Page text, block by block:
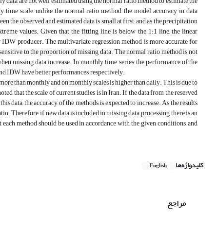
scale, unlike the normal ratio method, the model accuracy in data
the observed and estimated data is small at first, and as the precipitation
values. Given that the fitting line is below the 1:1 line, the linear
producer. The multivariate regression method is more accurate for
to the proportion of missing data. The normal ratio method is not
missing data increase. In monthly time series, the performance of the
IDW have better performances, respectively.
than monthly and on monthly scales is higher than daily. This is due to
that the scale of current studies is in Iran. If the data from the reserved
the accuracy of the methods is expected to increase. As the results
Therefore, if new data is included in missing data processing, there is an
method should be used in accordance with the given conditions, and
کلیدواژه‌ها English
مراجع